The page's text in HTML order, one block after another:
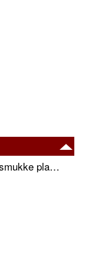
Skab en frodig udendørs oase med smukke plantekrukker og elegante espalier